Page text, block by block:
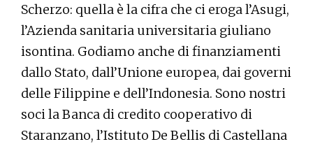
Scherzo: quella è la cifra che ci eroga l’Asugi,
l’Azienda sanitaria universitaria giuliano
isontina. Godiamo anche di finanziamenti
dallo Stato, dall’Unione europea, dai governi
delle Filippine e dell’Indonesia. Sono nostri
soci la Banca di credito cooperativo di
Staranzano, l’Istituto De Bellis di Castellana